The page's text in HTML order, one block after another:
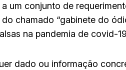
um conjunto de
chamado “gabinete do
na pandemia de covid-
dado ou informação